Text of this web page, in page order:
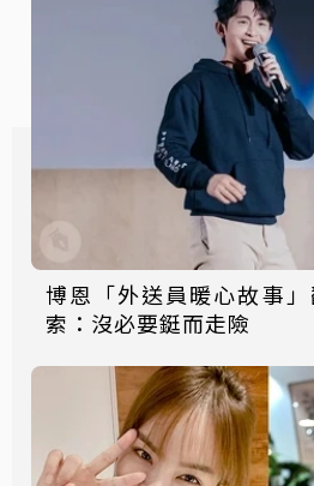
博恩「外送員暖心故事
索：沒必要鋌而走險